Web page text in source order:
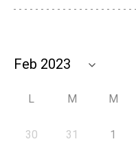
L M M
30 31 1